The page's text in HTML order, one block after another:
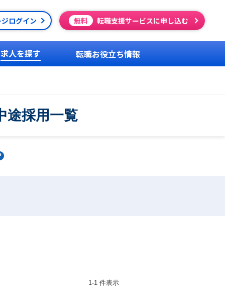
ログイン 無料 転職支援サービスに申し込む
求人を探す 転職お役立ち情報
途採用一覧
1-1 件表示